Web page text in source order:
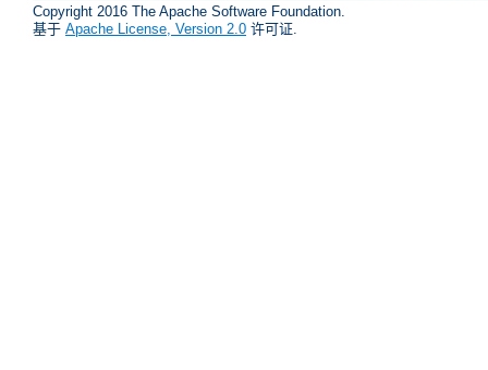
Copyright 2016 The Apache Software Foundation.
基于 Apache License, Version 2.0 许可证.